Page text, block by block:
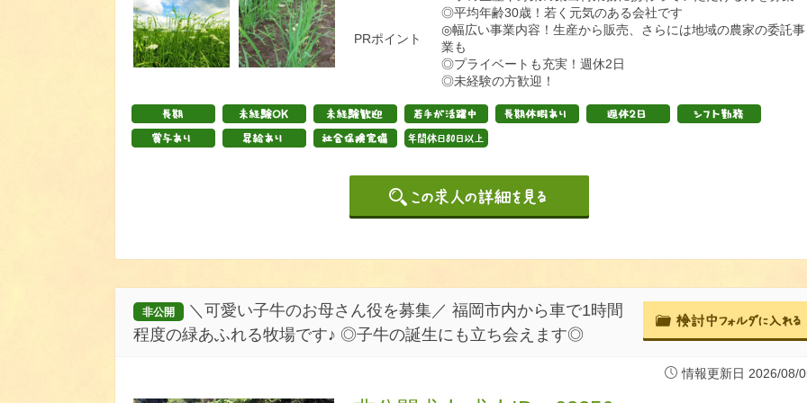
PRポイント
◎平均年齢30歳！若く元気のある会社です
◎幅広い事業内容！生産から販売、さらには地域の農家の委託事
業も
◎プライベートも充実！週休2日
◎未経験の方歓迎！
非公開
＼可愛い子牛のお母さん役を募集／ 福岡市内から車で1時間
程度の緑あふれる牧場です♪ ◎子牛の誕生にも立ち会えます◎
情報更新日 2026/08/